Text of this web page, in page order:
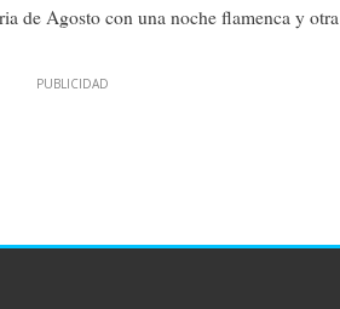
de Agosto con una noche flamenca y otra